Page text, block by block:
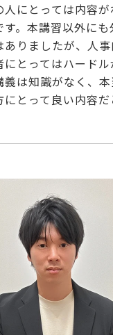
にとっては内容
す。本講習以外に
りましたが、人
とってはハード
義は知識がなく、
とって良い内容だ